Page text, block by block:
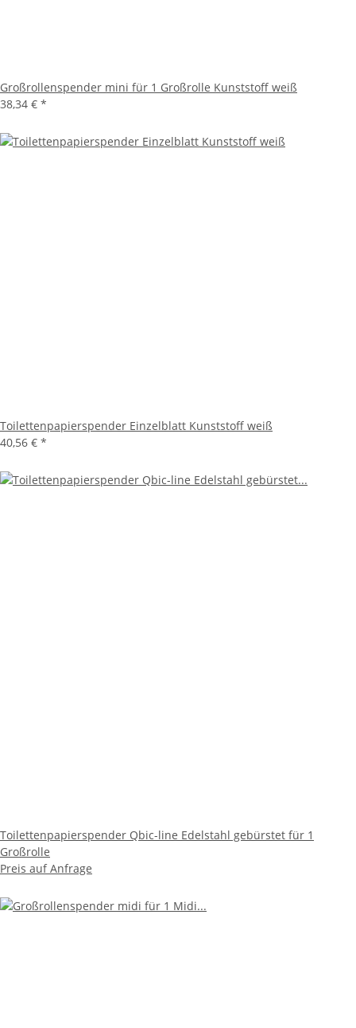
Großrollenspender mini für 1 Großrolle Kunststoff weiß
38,34 € *
Toilettenpapierspender Einzelblatt Kunststoff weiß
40,56 € *
Toilettenpapierspender Qbic-line Edelstahl gebürstet für 1
Großrolle
Preis auf Anfrage